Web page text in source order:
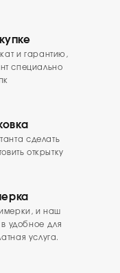
и гарантию,
специально
сделать
открытку
и наш
в удобное для
услуга.